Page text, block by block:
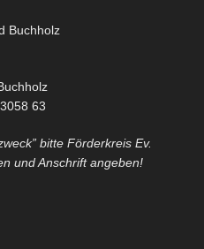
Buchholz
63
bitte Förderkreis Ev.
und Anschrift angeben!